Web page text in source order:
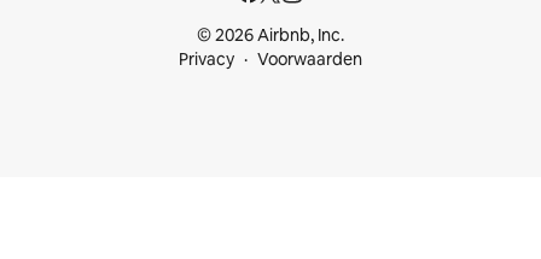
© 2026 Airbnb, Inc.
Privacy
Voorwaarden